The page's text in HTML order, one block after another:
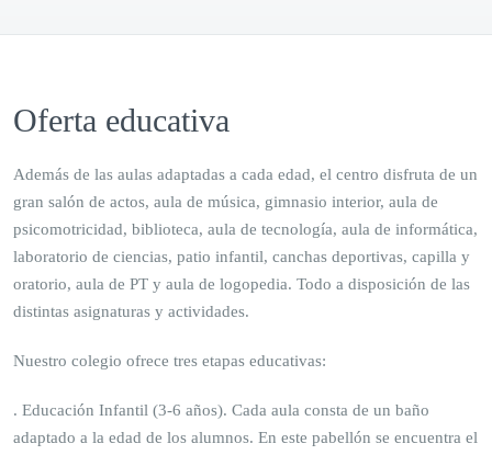
Oferta educativa
Además de las aulas adaptadas a cada edad, el centro disfruta de un
gran salón de actos, aula de música, gimnasio interior, aula de
psicomotricidad, biblioteca, aula de tecnología, aula de informática,
laboratorio de ciencias, patio infantil, canchas deportivas, capilla y
oratorio, aula de PT y aula de logopedia. Todo a disposición de las
distintas asignaturas y actividades.
Nuestro colegio ofrece tres etapas educativas:
. Educación Infantil (3-6 años). Cada aula consta de un baño
adaptado a la edad de los alumnos. En este pabellón se encuentra el